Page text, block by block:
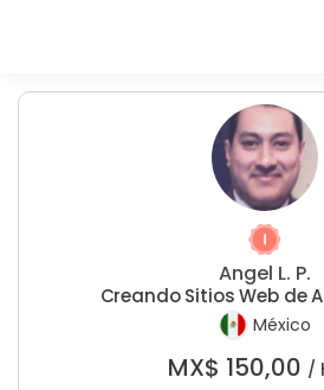
Angel L. P.
Creando Sitios Web de
México
MX$ 150,00 /